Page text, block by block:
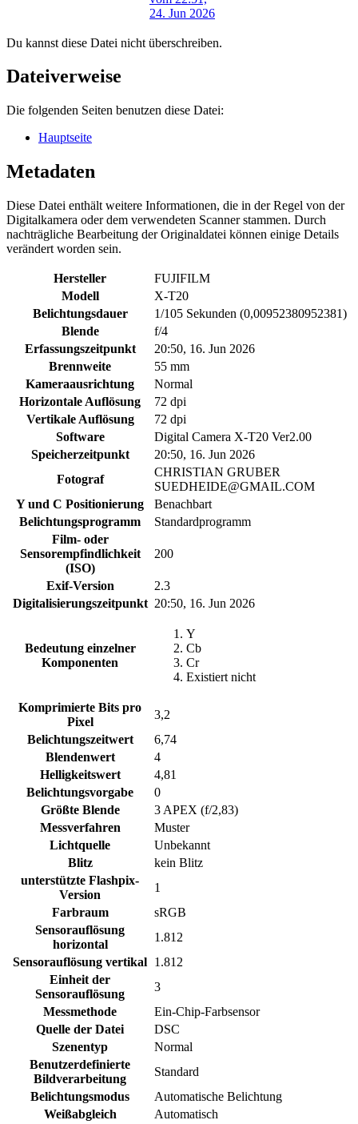
Du kannst diese Datei nicht überschreiben.
Dateiverweise
Die folgenden Seiten benutzen diese Datei:
Hauptseite
Metadaten
Diese Datei enthält weitere Informationen, die in der Regel von der
Digitalkamera oder dem verwendeten Scanner stammen. Durch
nachträgliche Bearbeitung der Originaldatei können einige Details
verändert worden sein.
Hersteller
FUJIFILM
Modell
X-T20
Belichtungsdauer
1/105 Sekunden (0,00952380952381)
Blende
f/4
Erfassungszeitpunkt
20:50, 16. Jun 2026
Brennweite
55 mm
Kameraausrichtung
Normal
Horizontale Auflösung
72 dpi
Vertikale Auflösung
72 dpi
Software
Digital Camera X-T20 Ver2.00
Speicherzeitpunkt
20:50, 16. Jun 2026
Fotograf
CHRISTIAN GRUBER
SUEDHEIDE@GMAIL.COM
Y und C Positionierung
Benachbart
Belichtungsprogramm
Standardprogramm
Film- oder
Sensorempfindlichkeit
(ISO)
200
Exif-Version
2.3
Digitalisierungszeitpunkt 20:50, 16. Jun 2026
Bedeutung einzelner
Komponenten
Y
Cb
Cr
Existiert nicht
Komprimierte Bits pro
Pixel
3,2
Belichtungszeitwert
6,74
Blendenwert
4
Helligkeitswert
4,81
Belichtungsvorgabe
0
Größte Blende
3 APEX (f/2,83)
Messverfahren
Muster
Lichtquelle
Unbekannt
Blitz
kein Blitz
unterstützte Flashpix-
Version
1
Farbraum
sRGB
Sensorauflösung
horizontal
1.812
Sensorauflösung vertikal 1.812
Einheit der
Sensorauflösung
3
Messmethode
Ein-Chip-Farbsensor
Quelle der Datei
DSC
Szenentyp
Normal
Benutzerdefinierte
Bildverarbeitung
Standard
Belichtungsmodus
Automatische Belichtung
Weißabgleich
Automatisch